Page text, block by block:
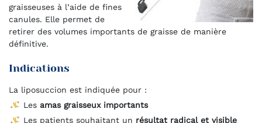
graisseuses à l’aide de fines
canules. Elle permet de
retirer des volumes importants de graisse de manière
définitive.
Indications
La liposuccion est indiquée pour :
Les amas graisseux importants
Les patients souhaitant un résultat radical et visible